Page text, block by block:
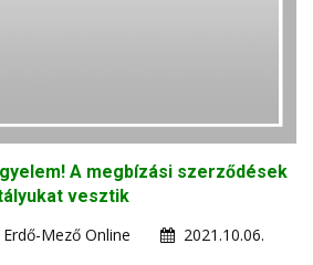
A megbízási szerződések
vesztik
Mező Online
2021.10.06.